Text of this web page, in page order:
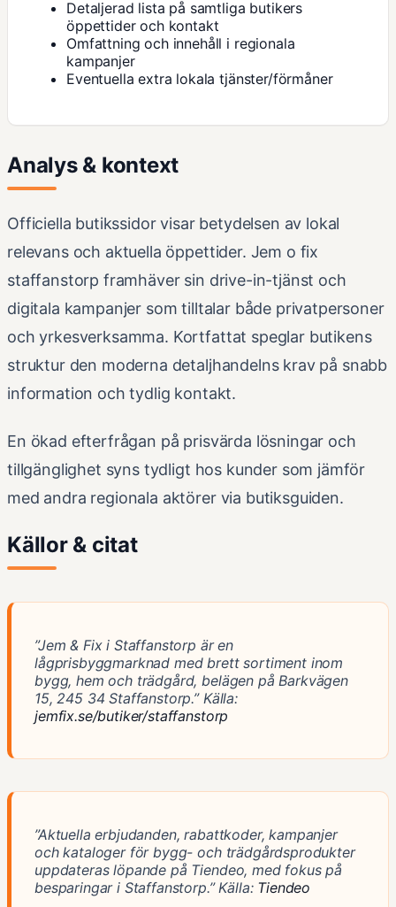
Detaljerad lista på samtliga butikers
öppettider och kontakt
Omfattning och innehåll i regionala
kampanjer
Eventuella extra lokala tjänster/förmåner
Analys & kontext
Officiella butikssidor visar betydelsen av lokal
relevans och aktuella öppettider. Jem o fix
staffanstorp framhäver sin drive-in-tjänst och
digitala kampanjer som tilltalar både privatpersoner
och yrkesverksamma. Kortfattat speglar butikens
struktur den moderna detaljhandelns krav på snabb
information och tydlig kontakt.
En ökad efterfrågan på prisvärda lösningar och
tillgänglighet syns tydligt hos kunder som jämför
med andra regionala aktörer via butiksguiden.
Källor & citat
”Jem & Fix i Staffanstorp är en
lågprisbyggmarknad med brett sortiment inom
bygg, hem och trädgård, belägen på Barkvägen
15, 245 34 Staffanstorp.” Källa:
jemfix.se/butiker/staffanstorp
”Aktuella erbjudanden, rabattkoder, kampanjer
och kataloger för bygg- och trädgårdsprodukter
uppdateras löpande på Tiendeo, med fokus på
besparingar i Staffanstorp.”Källa: Tiendeo